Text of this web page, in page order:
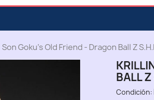
Son Goku’s Old Friend - Dragon Ball Z
BALL
Condición: